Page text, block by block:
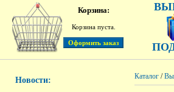
Корзина:
Корзина пуста.
Новости: Каталог /